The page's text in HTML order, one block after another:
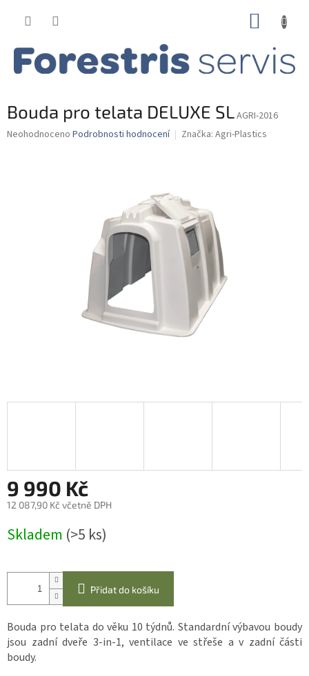
Bouda pro telata DELUXE SL AGRI-2016
Průměrné
Neohodnoceno Podrobnosti hodnocení Značka: Agri-Plastics
9 990 Kč
12 087,90 Kč včetně DPH
cena:
Skladem (>5 ks)
Přidat do košíku
Bouda pro telata do věku 10 týdnů. Standardní výbavou boudy
jsou zadní dveře 3-in-1, ventilace ve střeše a v zadní části
boudy.